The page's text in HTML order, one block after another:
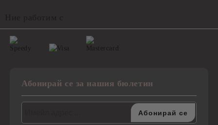
Абонирай се за нашия бюлетин